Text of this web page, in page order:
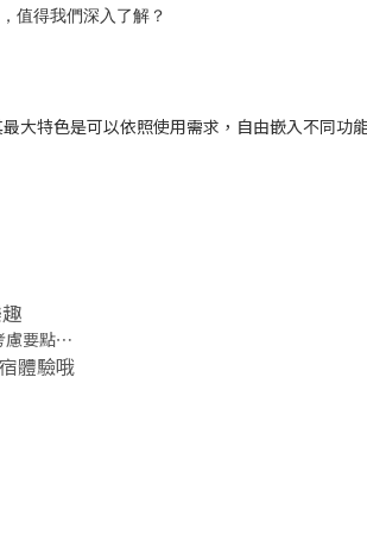
值得我們深入了解？
特色是可以依照使用需求，自由嵌入不同功
慮要點⋯
體驗哦